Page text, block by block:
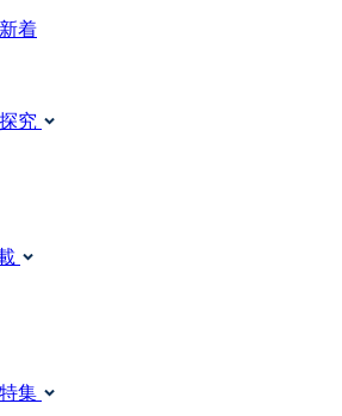
新着
探究
特集